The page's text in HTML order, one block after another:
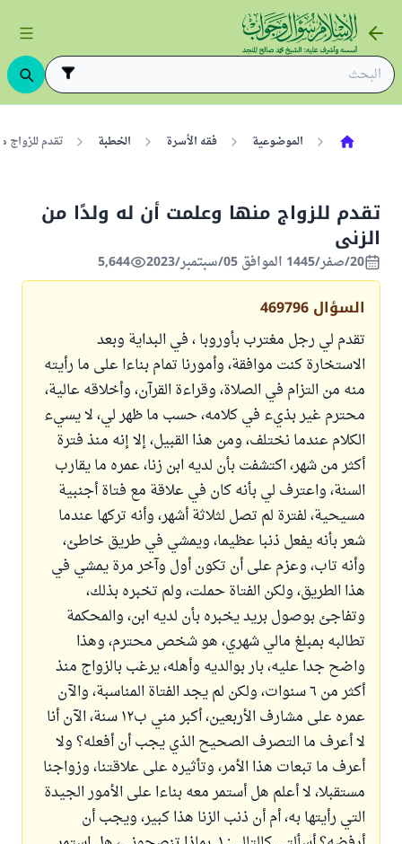
الموضوعية فقه الأسرة الخطبة تقدم للزواج
تقدم للزواج منها وعلمت أن له ولدًا من
الزنى
20/صفر/1445 الموافق 05/سبتمبر/2023 5,644
السؤال 469796
تقدم لي رجل مغترب بأوروبا ، في البداية وبعد
الاستخارة كنت موافقة، وأمورنا تمام بناءا على ما رأيته
منه من التزام في الصلاة، وقراءة القرآن، وأخلاقه عالية،
محترم غير بذيء في كلامه، حسب ما ظهر لي، لا يسيء
الكلام عندما نختلف، ومن هذا القبيل، إلا إنه منذ فترة
أكثر من شهر، اكتشفت بأن لديه ابن زنا، عمره ما يقارب
السنة، واعترف لي بأنه كان في علاقة مع فتاة أجنبية
مسيحية، لفترة لم تصل لثلاثة أشهر، وأنه تركها عندما
شعر بأنه يفعل ذنبا عظيما، ويمشي في طريق خاطئ،
وأنه تاب، وعزم على أن تكون أول وآخر مرة يمشي في
هذا الطريق، ولكن الفتاة حملت، ولم تخبره بذلك،
وتفاجئ بوصول بريد يخبره بأن لديه ابن، والمحكمة
تطالبه بمبلغ مالي شهري، هو شخص محترم، وهذا
واضح جدا عليه، بار بوالديه وأهله، يرغب بالزواج منذ
أكثر من ٦ سنوات، ولكن لم يجد الفتاة المناسبة، والآن
عمره على مشارف الأربعين، أكبر مني ب١٢ سنة، الآن أنا
لا أعرف ما التصرف الصحيح الذي يجب أن أفعله؟ ولا
أعرف ما تبعات هذا الأمر، وتأثيره على علاقتنا، وزواجنا
مستقبلا، لا أعلم هل أستمر معه بناءا على الأمور الجيدة
التي رأيتها به، أم أن ذنب الزنا هذا كبير، ويجب أن